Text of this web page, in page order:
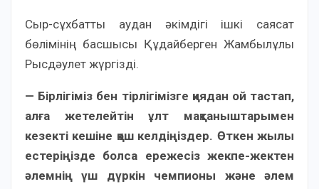
Сыр-сұхбатты аудан әкімдігі ішкі саясат
бөлімінің басшысы Құдайберген Жамбылұлы
Рысдәулет жүргізді.
— Бірлігіміз бен тірлігімізге қиядан ой тастап,
алға жетелейтін ұлт мақтаныштарымен
кезекті кешіне қош келдіңіздер. Өткен жылы
естеріңізде болса ережесіз жекпе-жектен
әлемнің үш дүркін чемпионы және әлем